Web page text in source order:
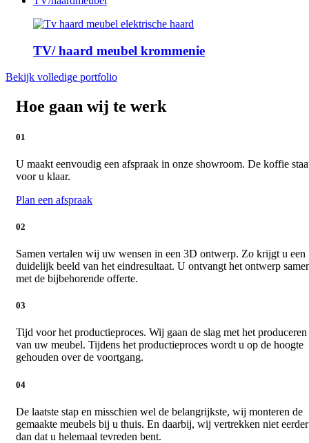
TV/ haard meubel krommenie
Bekijk volledige portfolio
Hoe gaan wij te werk
01
U maakt eenvoudig een afspraak in onze showroom. De koffie
voor u klaar.
Plan een afspraak
02
Samen vertalen wij uw wensen in een 3D ontwerp. Zo krijgt u een
duidelijk beeld van het eindresultaat. U ontvangt het ontwerp
met de bijbehorende offerte.
03
Tijd voor het productieproces. Wij gaan de slag met het produceren
van uw meubel. Tijdens het productieproces wordt u op de hoogte
gehouden over de voortgang.
04
De laatste stap en misschien wel de belangrijkste, wij monteren de
gemaakte meubels bij u thuis. En daarbij, wij vertrekken niet eerder
dan dat u helemaal tevreden bent.